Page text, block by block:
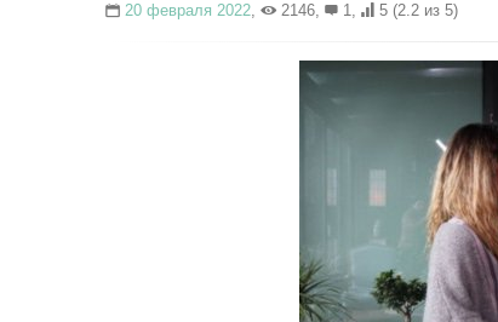
20 февраля 2022, 2146, 1, 5 (2.2 из 5)